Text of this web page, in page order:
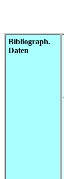
Bibliograph.
Daten